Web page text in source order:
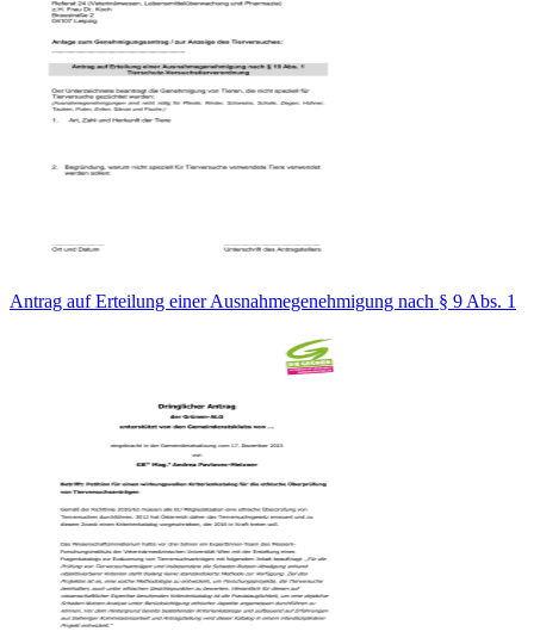
Antrag auf Erteilung einer Ausnahmegenehmigung nach § 9 Abs. 1